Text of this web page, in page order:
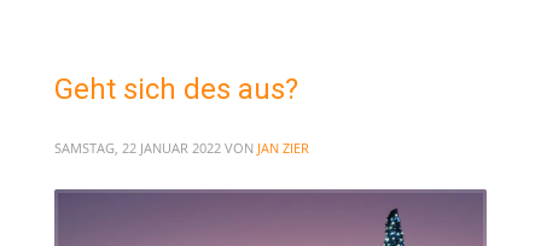
Geht sich des aus?
SAMSTAG, 22 JANUAR 2022 VON JAN ZIER